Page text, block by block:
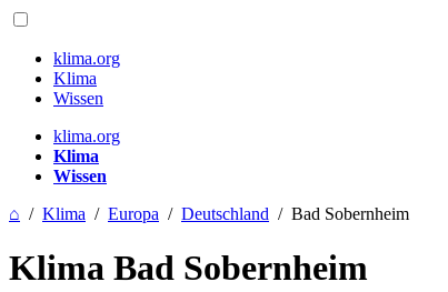
klima.org
Klima
Wissen
klima.org
Klima
Wissen
⌂ / Klima / Europa / Deutschland / Bad Sobernheim
Klima Bad Sobernheim